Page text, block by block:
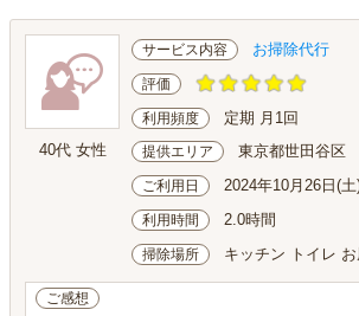
40代 女性
サービス内容 お掃除代行
評価
利用頻度 定期 月1回
提供エリア 東京都世田谷区
ご利用日 2024年10月26日(土
利用時間 2.0時間
掃除場所 キッチン トイレ
ご感想